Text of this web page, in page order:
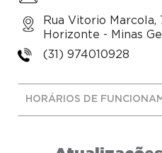
Rua Vitorio Marcola,
Horizonte - Minas
(31) 974010928
HORÁRIOS DE